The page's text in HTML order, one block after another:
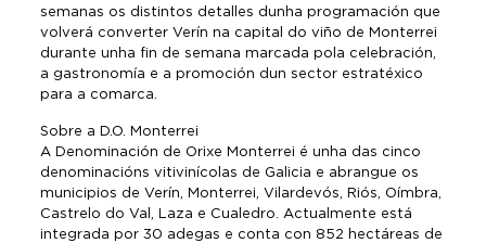
semanas os distintos detalles dunha programación que
volverá converter Verín na capital do viño de Monterrei
durante unha fin de semana marcada pola celebración,
a gastronomía e a promoción dun sector estratéxico
para a comarca.
Sobre a D.O. Monterrei
A Denominación de Orixe Monterrei é unha das cinco
denominacións vitivinícolas de Galicia e abrangue os
municipios de Verín, Monterrei, Vilardevós, Riós, Oímbra,
Castrelo do Val, Laza e Cualedro. Actualmente está
integrada por 30 adegas e conta con 852 hectáreas de